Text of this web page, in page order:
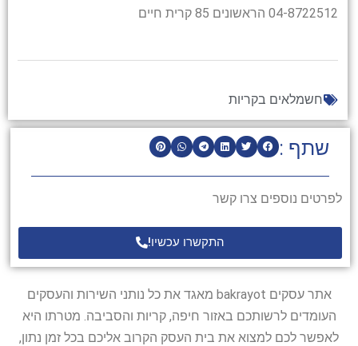
שתף :
לפרטים נוספים צרו קשר
התקשרו עכשיו!
04-8722512 הראשונים 85 קרית חיים
חשמלאים בקריות
אתר עסקים bakrayot מאגד את כל נותני השירות והעסקים
העומדים לרשותכם באזור חיפה, קריות והסביבה. מטרתו היא
לאפשר לכם למצוא את בית העסק הקרוב אליכם בכל זמן נתון,